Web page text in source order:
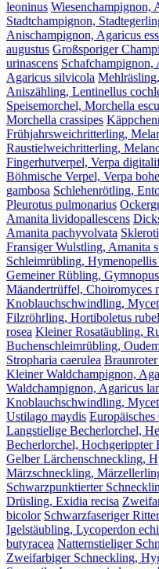
leoninus Wiesenchampignon,
Stadtchampignon,
Anischampignon, Agaricus
augustus Großsporiger
urinascens Schafchampignon,
Agaricus silvicola
Aniszähling, Lentinellus
Speisemorchel, Morchella
Morchella crassipes
Frühjahrsweichritterling,
Raustielweichritterling,
Fingerhutverpel, Verpa
Böhmische Verpel, Verpa
gambosa Schlehenrötling,
Pleurotus pulmonarius
Amanita lividopallescens
Amanita pachyvolvata
Fransiger Wulstling, Amanita
Schleimrübling, Hymenopellis
Gemeiner Rübling,
Mäandertrüffel, Choiromyces
Knoblauchschwindling,
Filzröhrling, Hortiboletus
rosea Kleiner Rosatäubling,
Buchenschleimrübling,
Stropharia caerulea
Kleiner Waldchampignon,
Waldchampignon, Agaricus
Knoblauchschwindling,
Ustilago maydis
Langstielige Becherlorchel,
Becherlorchel, Hochgerippter
Gelber Lärchenschneckling,
Märzschneckling,
Schwarzpunktierter
Drüsling, Exidia recisa
bicolor Schwarzfaseriger
Igelstäubling, Lycoperdon
butyracea Natternstieliger
Zweifarbiger Schneckling,